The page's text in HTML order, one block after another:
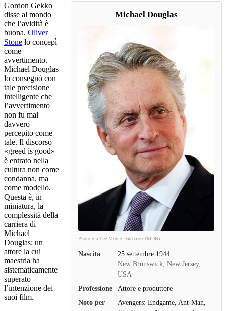
Michael Douglas
Photo via The Movie Database (TMDB)
Nascita
25 settembre 1944
New Brunswick, New Jersey,
USA
Professione
Attore e produttore
Noto per
Avengers: Endgame, Ant-Man,
Gordon Gekko
disse al mondo
che l’avidità è
buona. Oliver
Stone lo concepì
come
avvertimento.
Michael Douglas
lo consegnò con
tale precisione
intelligente che
l’avvertimento
non fu mai
davvero
percepito come
tale. Il discorso
«greed is good»
è entrato nella
cultura non come
condanna, ma
come modello.
Questa è, in
miniatura, la
complessità della
carriera di
Michael
Douglas: un
attore la cui
maestria ha
sistematicamente
superato
l’intenzione dei
suoi film.